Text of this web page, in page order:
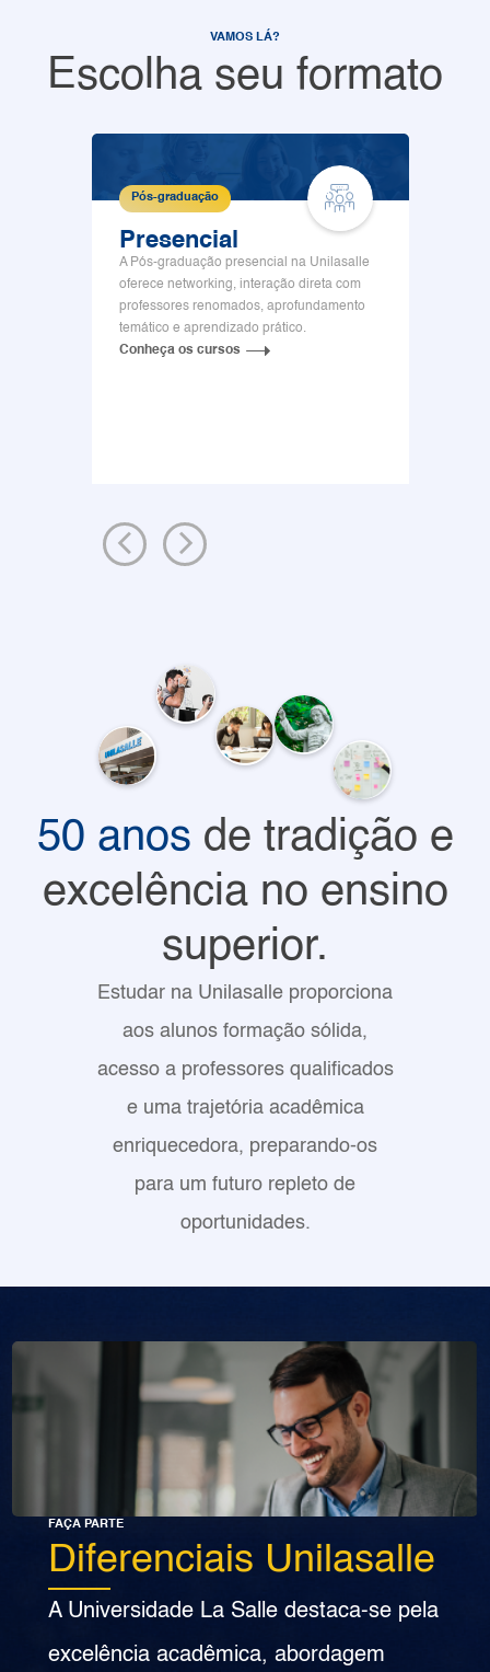
VAMOS LÁ?
Escolha seu formato
Pós-graduação
Presencial
A Pós-graduação presencial na Unilasalle
oferece networking, interação direta com
professores renomados, aprofundamento
temático e aprendizado prático.
Conheça os cursos
50 anos de tradição e
excelência no ensino
superior.
Estudar na Unilasalle proporciona
aos alunos formação sólida,
acesso a professores qualificados
e uma trajetória acadêmica
enriquecedora, preparando-os
para um futuro repleto de
oportunidades.
FAÇA PARTE
Diferenciais Unilasalle
A Universidade La Salle destaca-se pela
excelência acadêmica, abordagem